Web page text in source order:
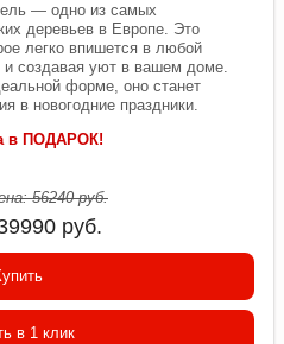
— одно из самых
деревьев в Европе. Это
легко впишется в любой
и создавая уют в вашем доме.
форме, оно станет
в новогодние праздники.
в ПОДАРОК!
56240руб.
руб.
в 1 клик